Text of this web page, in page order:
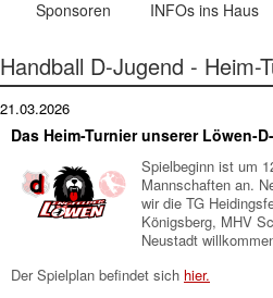
Sponsoren INFOs ins Haus
Handball D-Jugend - Heim-
21.03.2026
Das Heim-Turnier unserer Löwen-
Spielbeginn ist um
Mannschaften an.
wir die TG
Königsberg, MHV
Neustadt
Der Spielplan befindet sich hier.